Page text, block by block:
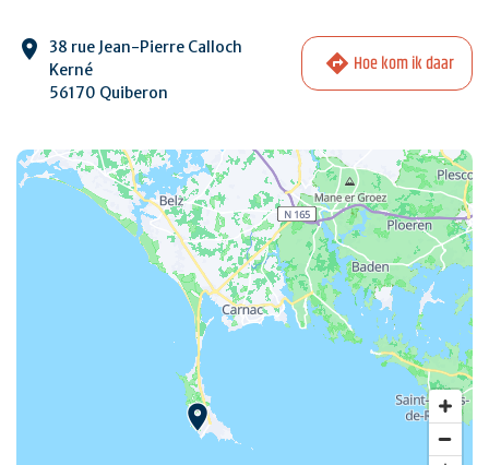
38 rue Jean-Pierre Calloch
Kerné
56170 Quiberon
Hoe kom ik daar